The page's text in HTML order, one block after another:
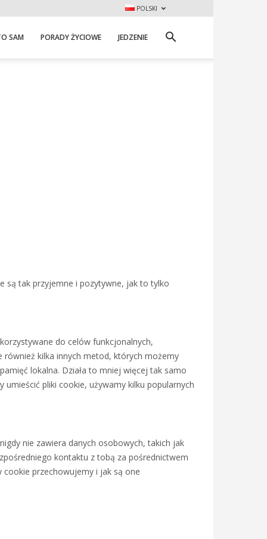
POLSKI
SAM PORADY ŻYCIOWE JEDZENIE
są tak przyjemne i pozytywne, jak to tylko
do celów funkcjonalnych,
kilka innych metod, których możemy
lokalna. Działa to mniej więcej tak samo
umieścić pliki cookie, używamy kilku popularnych
nie zawiera danych osobowych, takich jak
kontaktu z tobą za pośrednictwem
cookie przechowujemy i jak są one